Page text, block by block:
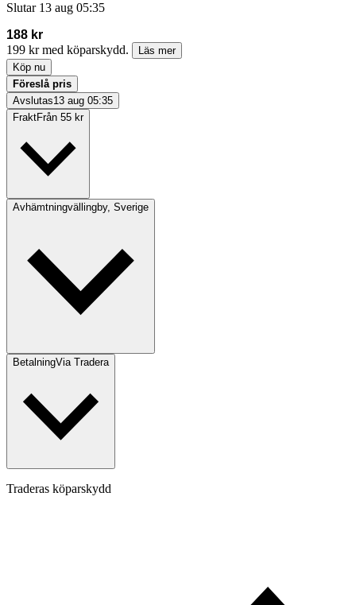
Slutar 13 aug 05:35
188 kr
199 kr med köparskydd.
Läs mer
Köp nu
Föreslå pris
Avslutas13 aug 05:35
FraktFrån 55 kr
Avhämtningvällingby, Sverige
BetalningVia Tradera
Traderas köparskydd